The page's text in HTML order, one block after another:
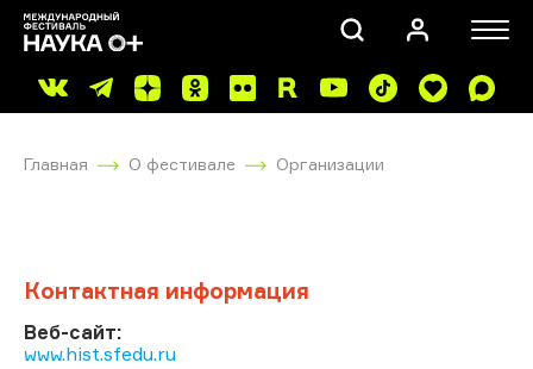
Главная О фестивале Организации
Контактная информация
Веб-сайт:
www.hist.sfedu.ru